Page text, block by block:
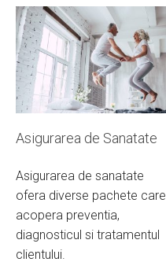
Asigurarea de Sanatate
Asigurarea de sanatate
ofera diverse pachete care
acopera preventia,
diagnosticul si tratamentul
clientului.